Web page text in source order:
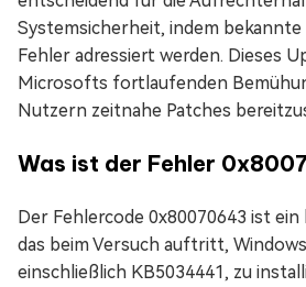
Systemsicherheit, indem
Fehler adressiert werden. Dieses
Microsofts fortlaufenden
Nutzern zeitnahe Patches
Was ist der Fehler
Der Fehlercode 0x80070643 ist
das beim Versuch auftritt,
einschließlich KB5034441, zu